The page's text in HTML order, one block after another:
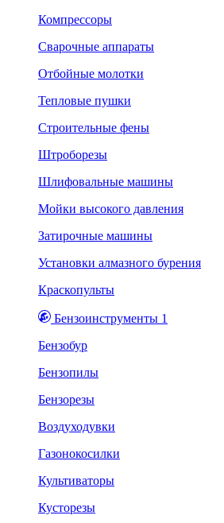
Компрессоры
Сварочные аппараты
Отбойные молотки
Тепловые пушки
Строительные фены
Штроборезы
Шлифовальные машины
Мойки высокого давления
Затирочные машины
Установки алмазного бурения
Краскопульты
Бензоинструменты 1
Бензобур
Бензопилы
Бензорезы
Воздуходувки
Газонокосилки
Культиваторы
Кусторезы